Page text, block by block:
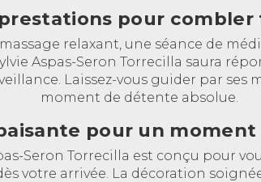
pour combler
relaxant, une séance de
Aspas-Seron Torrecilla saura
Laissez-vous guider par ses
moment de détente absolue.
pour un
Seron Torrecilla est conçu pour
votre arrivée. La décoration